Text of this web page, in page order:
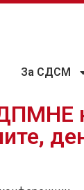
За СДСМ